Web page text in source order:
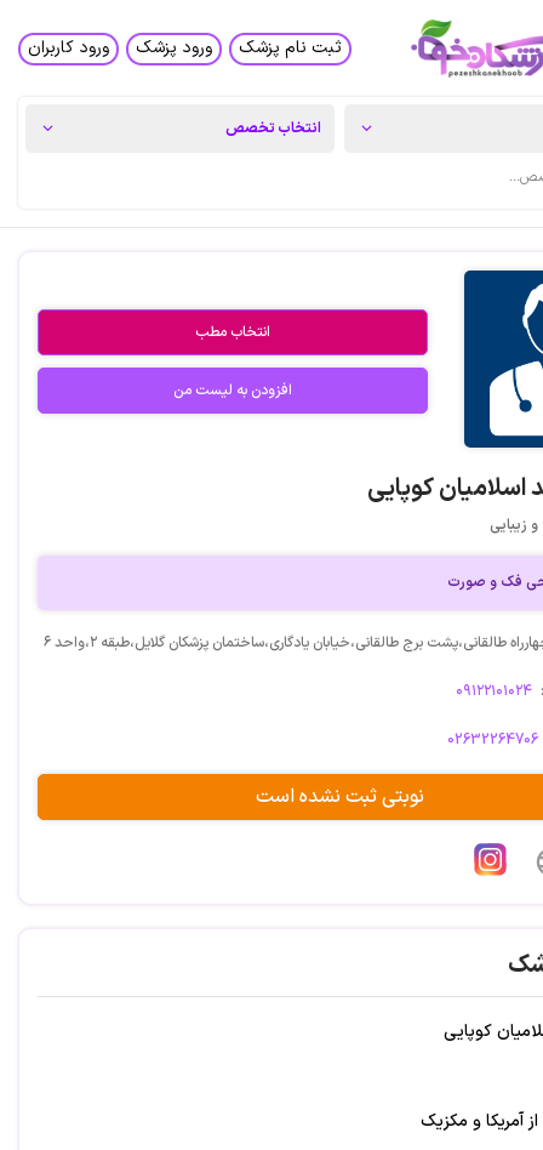
ثبت نام پزشک ورود پزشک ورود کاربران
انتخاب مطب
افزودن به لیست من
کوپایی
زیبایی
فک و صورت
طالقانی،پشت برج طالقانی،خیابان یادگاری،ساختمان پزشکان گلایل،طبقه ۲،واحد ۶
۰۹۱۲۲۱۰۱۰۲۴
02632264706
نوبتی ثبت نشده است
کوپایی
آمریکا و مکزیک